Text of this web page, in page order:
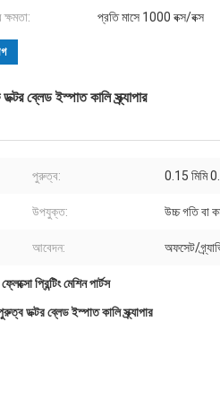
ক্ষমতা:
প্রতি মাসে 1000 বক্স/বক্স
ব্লেড ইস্পাত কালি স্ক্র্যাপার
পুরুত্ব: 0.15 মিমি
উপযুক্ত: উচ্চ গতি বা
আবেদন: অফসেট/
প্রিন্টিং মেশিন পার্টস
ডক্টর ব্লেড ইস্পাত কালি স্ক্র্যাপার